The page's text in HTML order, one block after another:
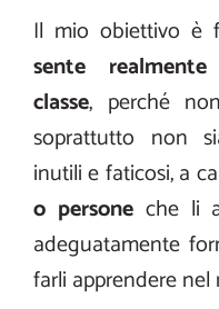
Il mio obiettivo è
sente
classe, perché
soprattutto non
inutili e faticosi, a
o personeche li
adeguatamente
farli apprendere